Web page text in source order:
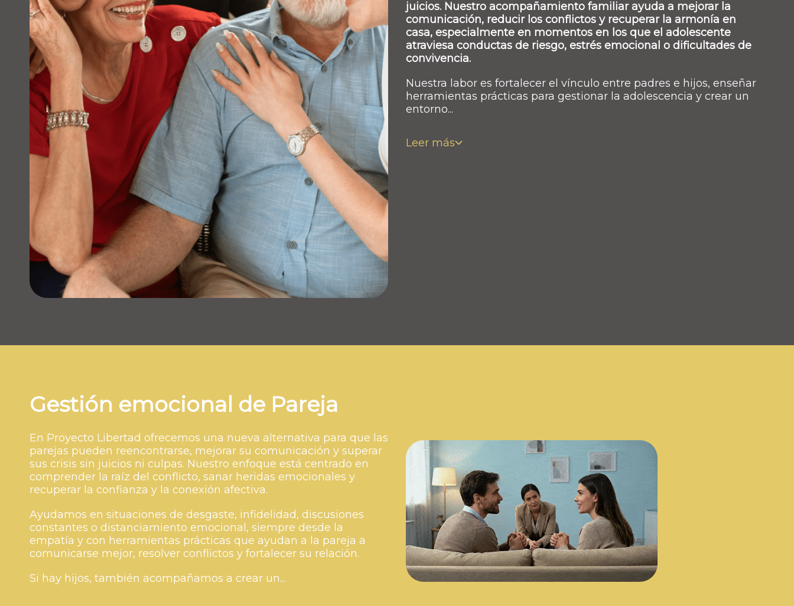
juicios. Nuestro acompañamiento familiar ayuda a mejorar la
comunicación, reducir los conflictos y recuperar la armonía en
casa, especialmente en momentos en los que el adolescente
atraviesa conductas de riesgo, estrés emocional o dificultades de
convivencia.
Nuestra labor es fortalecer el vínculo entre padres e hijos, enseñar
herramientas prácticas para gestionar la adolescencia y crear un
entorno...
Leer más
Gestión emocional de Pareja
En Proyecto Libertad ofrecemos una nueva alternativa para que las
parejas pueden reencontrarse, mejorar su comunicación y superar
sus crisis sin juicios ni culpas. Nuestro enfoque está centrado en
comprender la raíz del conflicto, sanar heridas emocionales y
recuperar la confianza y la conexión afectiva.
Ayudamos en situaciones de desgaste, infidelidad, discusiones
constantes o distanciamiento emocional, siempre desde la
empatía y con herramientas prácticas que ayudan a la pareja a
comunicarse mejor, resolver conflictos y fortalecer su relación.
Si hay hijos, también acompañamos a crear un...